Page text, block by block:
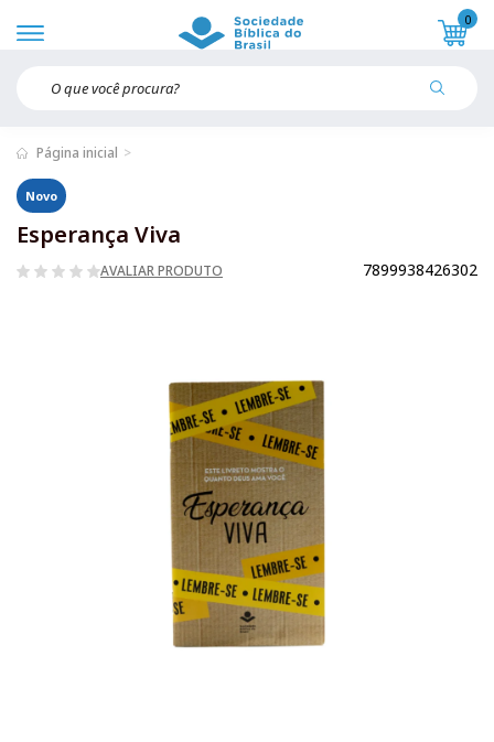
0
Página inicial
Novo
Esperança Viva
AVALIAR PRODUTO 7899938426302